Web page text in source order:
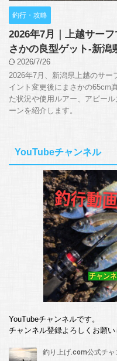
釣行・攻略
2026年7月｜上越サー
さかの良型ゲット-新潟
2026/7/26
2026年7月、新潟県上越のサー
イント変更後にまさかの65cm
た状況や使用ルアー、アピー
ーンを紹介します。
YouTubeチャンネル
YouTubeチャンネルです。
チャンネル登録よろしくお願い